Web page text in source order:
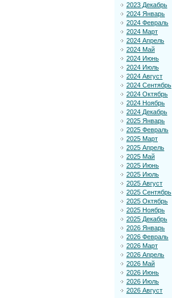
2023 Декабрь
2024 Январь
2024 Февраль
2024 Март
2024 Апрель
2024 Май
2024 Июнь
2024 Июль
2024 Август
2024 Сентябрь
2024 Октябрь
2024 Ноябрь
2024 Декабрь
2025 Январь
2025 Февраль
2025 Март
2025 Апрель
2025 Май
2025 Июнь
2025 Июль
2025 Август
2025 Сентябрь
2025 Октябрь
2025 Ноябрь
2025 Декабрь
2026 Январь
2026 Февраль
2026 Март
2026 Апрель
2026 Май
2026 Июнь
2026 Июль
2026 Август